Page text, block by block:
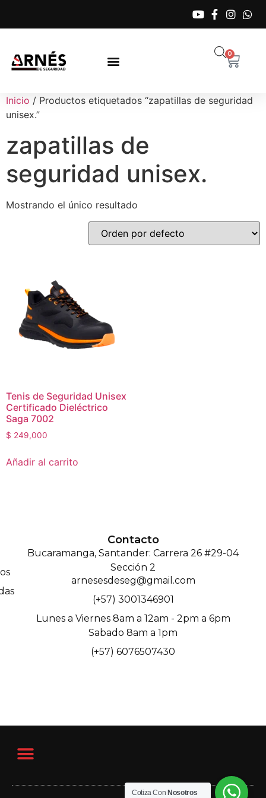
0
Inicio / Productos etiquetados “zapatillas de seguridad
unisex.”
zapatillas de
seguridad unisex.
Mostrando el único resultado
Tenis de Seguridad Unisex
Certificado Dieléctrico
Saga 7002
$ 249,000
Añadir al carrito
Contacto
Bucaramanga, Santander: Carrera 26 #29-04
Sección 2
arnesesdeseg@gmail.com
(+57) 3001346901
Lunes a Viernes 8am a 12am - 2pm a 6pm
Sabado 8am a 1pm
(+57) 6076507430
Cotiza Con Nosotros